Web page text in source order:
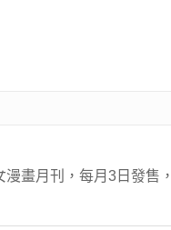
畫月刊，每月3日發售